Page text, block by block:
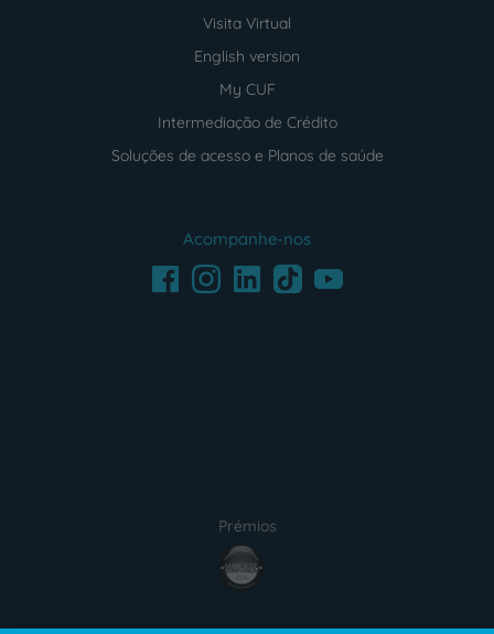
Visita Virtual
English version
My CUF
Intermediação de Crédito
Soluções de acesso e Planos de saúde
Acompanhe-nos
FacebookInstagramLinkedInTikTokYoutube
Prémios